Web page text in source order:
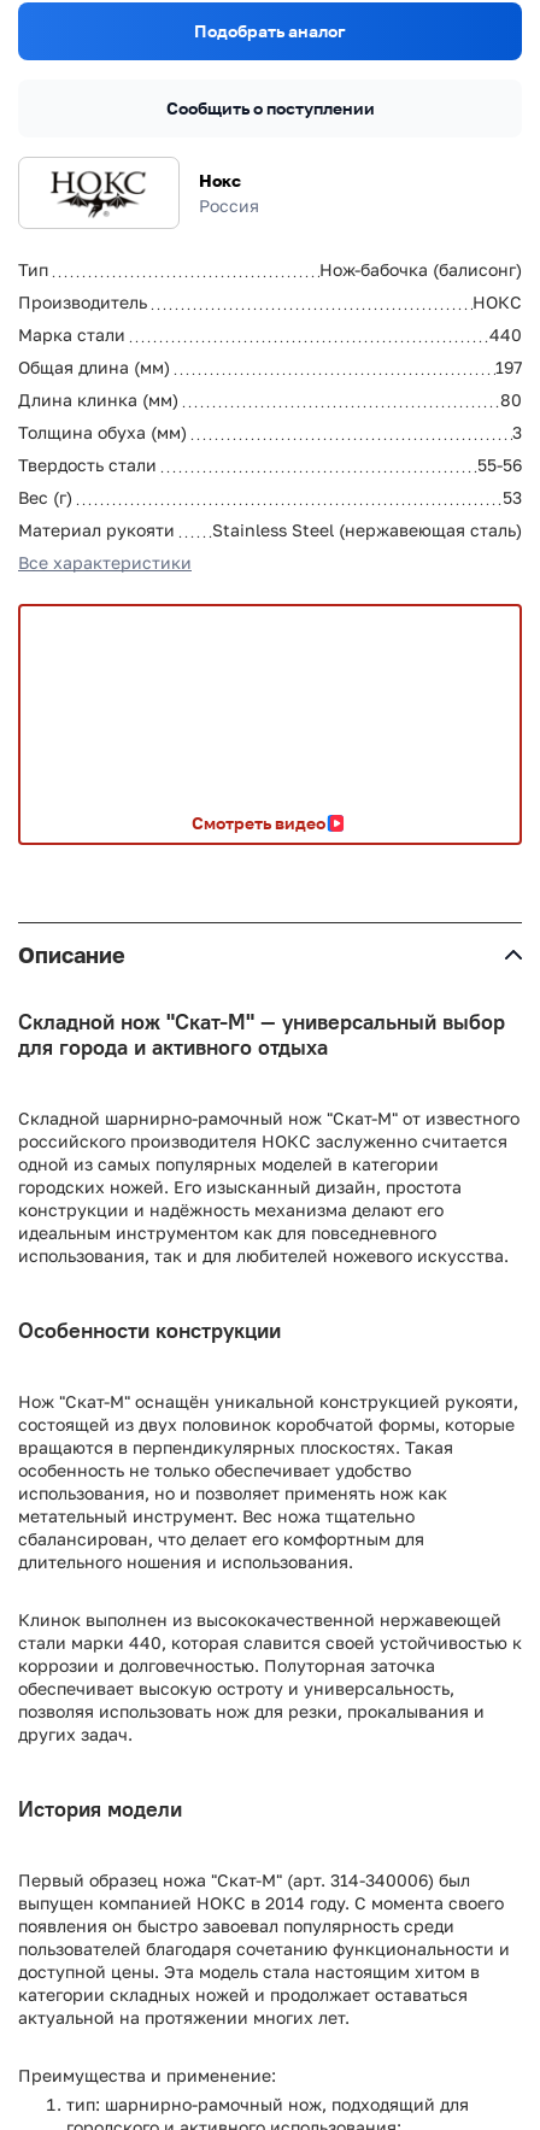
Нокс
Россия
Тип
Нож-бабочка (балисонг)
Производитель
НОКС
Марка стали
440
Общая длина (мм)
197
Длина клинка (мм)
80
Толщина обуха (мм)
3
Твердость стали
55-56
Вес (г)
53
Материал рукояти
Stainless Steel (нержавеющая сталь)
Все характеристики
Смотреть видео
Подобрать аналог
Сообщить о поступлении
Описание
Складной нож "Скат-М" — универсальный выбор
для города и активного отдыха
Складной шарнирно-рамочный нож "Скат-М" от известного
российского производителя НОКС заслуженно считается
одной из самых популярных моделей в категории
городских ножей. Его изысканный дизайн, простота
конструкции и надёжность механизма делают его
идеальным инструментом как для повседневного
использования, так и для любителей ножевого искусства.
Особенности конструкции
Нож "Скат-М" оснащён уникальной конструкцией рукояти,
состоящей из двух половинок коробчатой формы, которые
вращаются в перпендикулярных плоскостях. Такая
особенность не только обеспечивает удобство
использования, но и позволяет применять нож как
метательный инструмент. Вес ножа тщательно
сбалансирован, что делает его комфортным для
длительного ношения и использования.
Клинок выполнен из высококачественной нержавеющей
стали марки 440, которая славится своей устойчивостью к
коррозии и долговечностью. Полуторная заточка
обеспечивает высокую остроту и универсальность,
позволяя использовать нож для резки, прокалывания и
других задач.
История модели
Первый образец ножа "Скат-М" (арт. 314-340006) был
выпущен компанией НОКС в 2014 году. С момента своего
появления он быстро завоевал популярность среди
пользователей благодаря сочетанию функциональности и
доступной цены. Эта модель стала настоящим хитом в
категории складных ножей и продолжает оставаться
актуальной на протяжении многих лет.
Преимущества и применение:
тип: шарнирно-рамочный нож, подходящий для